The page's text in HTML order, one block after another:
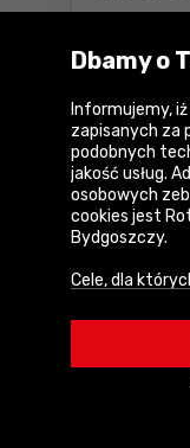
Cena
653
netto:
Dostępne: 4
Wysyłka
Dbamy o
Informujemy,
zapisanych za
podobnych
jakość usług.
osobowych
cookies jest
Bydgoszczy.
Cele, dla
•
•
działania